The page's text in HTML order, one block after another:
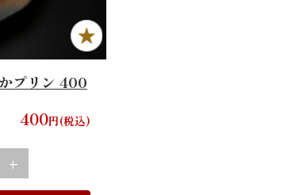
プリン 400
400円(税込)
+